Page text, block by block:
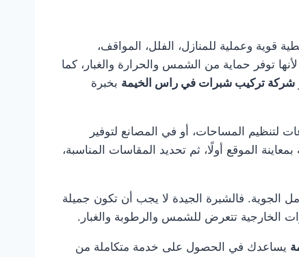
متخصصة تقدم حلول تغطية قوية وعملية للمنازل، الفلل، المواقف،
توفر حماية من الشمس والحرارة والغبار، كما
شركة تركيب شبرات في راس الخيمة بخبرة
لتنظيم المساحات، أو في المصانع لتوفير
بمعاينة الموقع أولًا، ثم تحديد المقاسات المناسبة،
الجوية. فالشبرة الجيدة لا يجب أن تكون جميلة
الخارجية تتعرض للشمس والرطوبة والغبار.
يساعدك في الحصول على خدمة متكاملة من